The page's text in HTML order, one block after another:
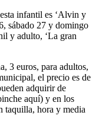
infantil es ‘Alvin y
sábado 27 y domingo
y adulto, ‘La gran
3 euros, para adultos,
el precio es de
adquirir de
aquí) y en los
taquilla, hora y media